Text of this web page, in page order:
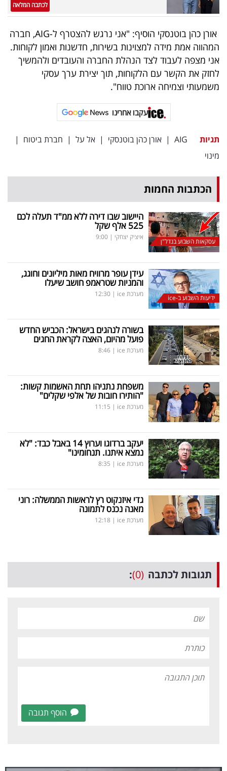
לכתבה המלאה
אורן כהן בוטנסקי הוסיף: "אני נרגש להצטרף ל-AIG, חברה
המהווה אמת מידה למצוינות בשירות, חדשנות ואמון לקוחות.
אני מצפה לעבוד לצד הנהלת החברה והעובדים ולהמשיך
לחזק את הקשר עם הלקוחות, תוך יצירת ערך עסקי
משמעותי וצמיחה ארוכת טווח".
עקבו אחרינו
תגיות AIG
| אורן כהן בוטנסקי | אל על | חברת ביטוח |
מינוי
הכתבות החמות
עסקאות השבוע בנדל"ן
היישוב שבו דירה ללא ממ"ד תעלה לכם
525 אלף שקל
איציק יצחקי |
9:00
ידיעות השבוע ב-ice
עידן עופר מרוויח מאות מיליונים וחוגג,
והמניות שטראמפ חושב שיעלו
מערכת ice |
12:30
בשורה לנהגים בישראל: הכביש החדש
פועל מהיום, האצה לקראת החגים
מערכת ice |
8:46
משפחת נתניהו תחת האשמות קשות:
"הותירו חובות של אלפי שקלים"
מערכת ice |
11:15
יעקב ברדוגו וערוץ 14 באבל כבד: "לא
נמצא איתנו. תנחומינו"
מערכת ice |
8:35
גדי איזנקוט רץ לראשות הממשלה: רוני
מאנה נכנס לתמונה
מערכת ice |
12:18
תגובות לכתבה (0)
:
הוסף תגובה